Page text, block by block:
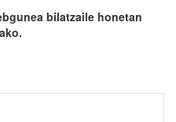
bilatzaile honetan